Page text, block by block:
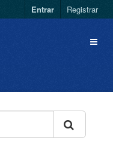
Entrar Registrar